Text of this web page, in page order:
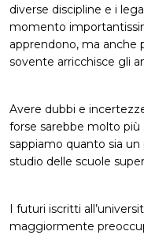
diverse discipline e i
momento
apprendono, ma anche
sovente arricchisce gli
Avere dubbi e
forse sarebbe molto più
sappiamo quanto sia
studio delle scuole
I futuri iscritti
maggiormente